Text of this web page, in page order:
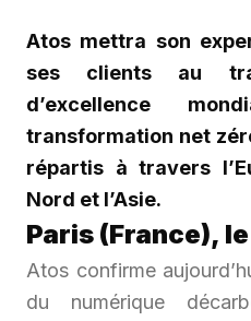
Atos mettra son
ses clients au
d’excellence
transformation net
répartis à travers
Nord et l’Asie.
Paris (France),
Atos confirme
du numérique